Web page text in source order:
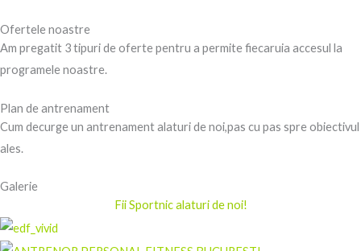
Ofertele noastre
Am pregatit 3 tipuri de oferte pentru a permite fiecaruia accesul la
programele noastre.
Plan de antrenament
Cum decurge un antrenament alaturi de noi,pas cu pas spre obiectivul
ales.
Galerie
Fii Sportnic alaturi de noi!